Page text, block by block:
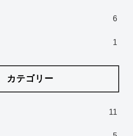
6
1
カテゴリー
11